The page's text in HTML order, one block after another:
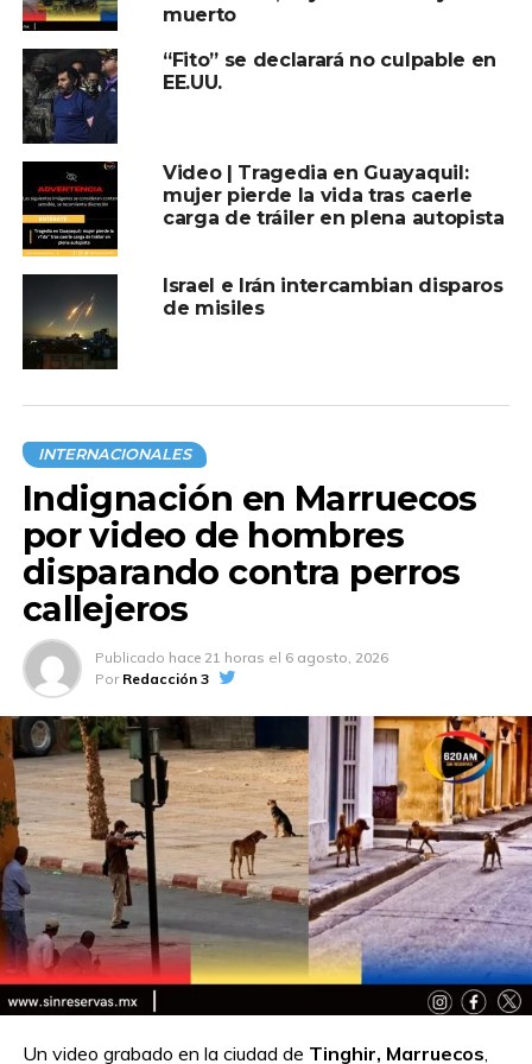
Compartir en:
TEMAS RELACIONADOS:
REPUESTAS
A CONTINUACIÓN
Corte Internacional de Justicia inicia
en Gaza
NO TE PIERDAS
Jaguar escala jaula de zoológico; casi llega a
visitantes
muerto
“Fito” se declarará no culpable en
EE.UU.
Video | Tragedia en Guayaquil:
mujer pierde la vida tras caerle
carga de tráiler en plena autopista
Israel e Irán intercambian disparos
de misiles
INTERNACIONALES
Indignación en Marruecos
por video de hombres
disparando contra perros
callejeros
Publicado hace 21 horas el 6 agosto, 2026
Por Redacción 3
Un video grabado en la ciudad de Tinghir, Marruecos,